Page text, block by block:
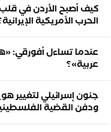
كيف أصبح الأردن في
الحرب الأمريكية
عندما تساءل أفورقي:
عربية»؟
جنون إسرائيلي لتغيير
ودفن القضية